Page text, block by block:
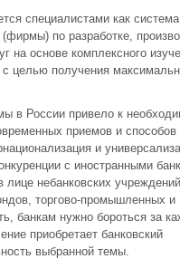
специалистами как система
по разработке,
на основе комплексного
целью получения
в России привело к
приемов и способов
и
с иностранными
лице небанковских
торгово-промышленных и
банкам нужно бороться за
приобретает банковский
выбранной темы.